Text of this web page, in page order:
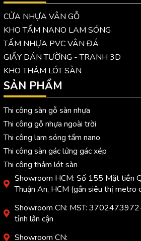
CỬA NHỰA VÂN GỖ
KHO TẤM NANO LAM SÓNG
TẤM NHỰA PVC VÂN ĐÁ
GIẤY DÁN TƯỜNG - TRANH 3D
KHO THẢM LÓT SÀN
SẢN PHẨM
Thi công sàn gỗ sàn nhựa
Thi công gỗ nhựa ngoài trời
Thi công lam sóng tấm nano
Thi công sàn gác lửng gác xép
Thi công thảm lót sàn
Showroom HCM: Số 155 Mặt tiền
Thuận An, HCM (gần siêu thị metro
Showroom CN: MST:
tỉnh lân cận
Showroom CN: